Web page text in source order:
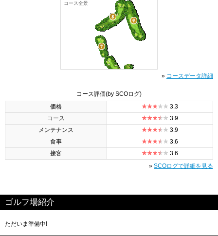
コース全景
» コースデータ詳細
コース評価(by SCOログ)
価格
3.3
コース
3.9
メンテナンス
3.9
食事
3.6
接客
3.6
» SCOログで詳細を見る
ゴルフ場紹介
ただいま準備中!